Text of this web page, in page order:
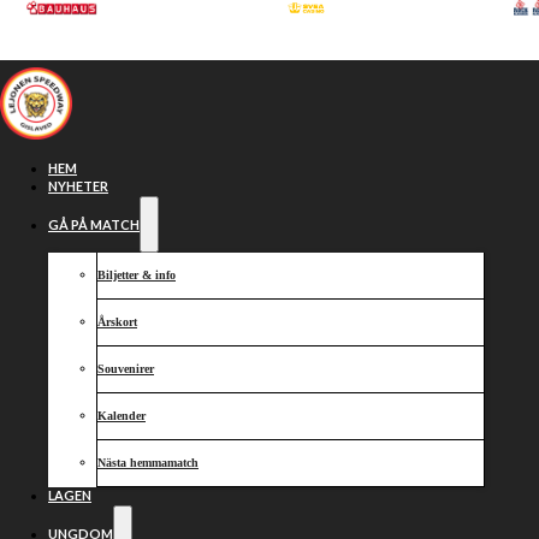
Hoppa till huvudinnehåll
HEM
NYHETER
GÅ PÅ MATCH
Biljetter & info
Årskort
Souvenirer
Kalender
Nästa hemmamatch
LAGEN
UNGDOM
Lejonseger